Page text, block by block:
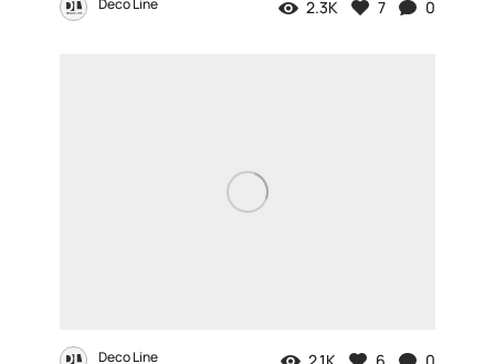
Deco Line 2.3K 7 0
Deco Line